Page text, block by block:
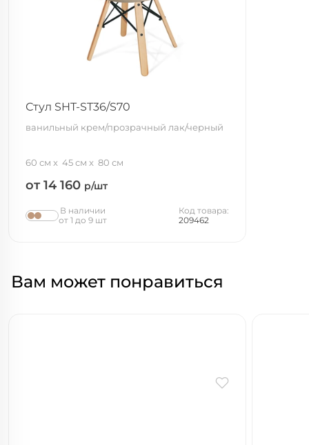
Стул SHT-ST36/S70
ванильный крем/прозрачный лак/черный
60 см 45 см 80 см
от 14 160 р/шт
В наличии
от 1 до 9 шт
Код товара:
209462
Вам может понравиться